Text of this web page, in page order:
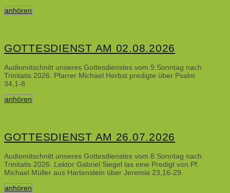
anhören
GOTTESDIENST AM 02.08.2026
Audiomitschnitt unseres Gottesdienstes vom 9.Sonntag nach
Trinitatis 2026. Pfarrer Michael Herbst predigte über Psalm
34,1-8.
anhören
GOTTESDIENST AM 26.07.2026
Audiomitschnitt unseres Gottesdienstes vom 8.Sonntag nach
Trinitatis 2026. Lektor Gabriel Siegel las eine Predigt von Pf.
Michael Müller aus Hartenstein über Jeremia 23,16-29.
anhören